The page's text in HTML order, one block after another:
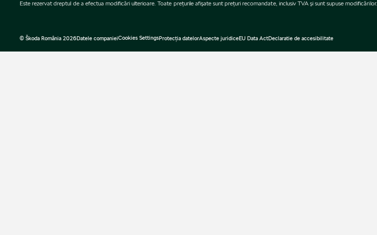
Este rezervat dreptul de a efectua modificări ulterioare. Toate preţurile afişate sunt preţuri recomandate, inclusiv TVA şi sunt supuse modificărilor.
© Škoda România 2026Datele companieiCookies SettingsProtecţia datelorAspecte juridiceEU Data ActDeclaratie de accesibilitate